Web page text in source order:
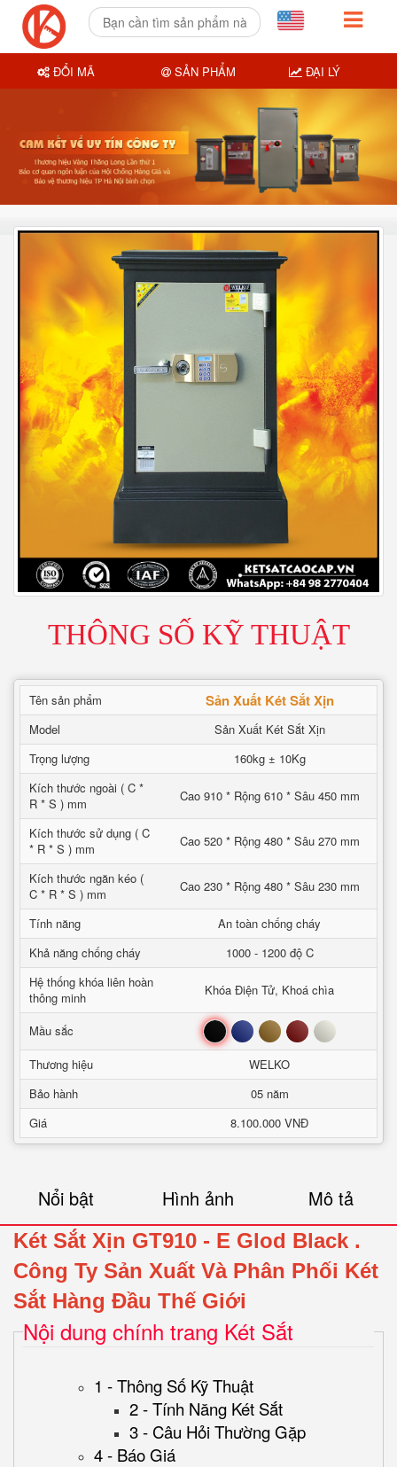
THÔNG SỐ KỸ THUẬT
Tên sản phẩm Sản Xuất Két Sắt Xịn
Model
Sản Xuất Két Sắt Xịn
Trọng lượng
160kg ± 10Kg
Kích thước ngoài ( C *
R * S ) mm
Cao 910 * Rộng 610 * Sâu 450 mm
Kích thước sử dụng ( C
* R * S ) mm
Cao 520 * Rộng 480 * Sâu 270 mm
Kích thước ngăn kéo (
C * R * S ) mm
Cao 230 * Rộng 480 * Sâu 230 mm
Tính năng
An toàn chống cháy
Khả năng chống cháy
1000 - 1200 độ C
Hệ thống khóa liên hoàn
thông minh
Khóa Điện Tử, Khoá chìa
Mầu sắc Đen Xanh Nâu Đỏ Trắng
Thương hiệu
WELKO
Bảo hành
05 năm
Giá
8.100.000 VNĐ
Nổi bật Hình ảnh Mô tả
Két Sắt Xịn GT910 - E Glod Black .
Công Ty Sản Xuất Và Phân Phối Két
Sắt Hàng Đầu Thế Giới
Nội dung chính trang Két Sắt
1 - Thông Số Kỹ Thuật
2 - Tính Năng Két Sắt
3 - Câu Hỏi Thường Gặp
4 - Báo Giá
ĐỔI MÃ SẢN PHẨM ĐẠI LÝ